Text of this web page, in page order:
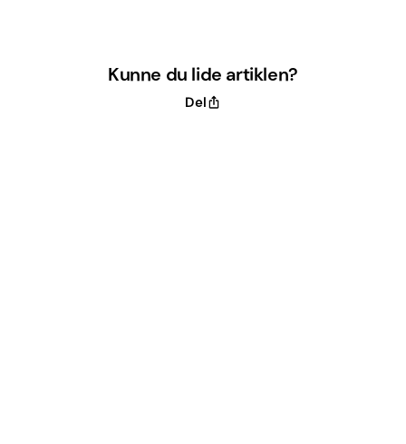
Kunne du lide artiklen?
Del